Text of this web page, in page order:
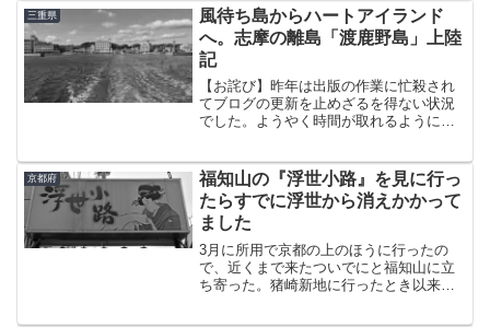
ことがわかり、そう言えば大原って行っ
たことないなぁ・・・三千...
三重県
風待ち島からハートアイランド
へ。志摩の離島「渡鹿野島」上陸
記
【お詫び】昨年は出版の作業に忙殺され
てブログの更新を止めざるを得ない状況
でした。ようやく時間が取れるようにな
を降りた。出迎えた一人の男に促される
ままバスに乗り込む。 ...
京都府
福知山の『浮世小路』を見に行っ
たらすでに浮世から消えかかって
ました
3月に所用で京都の上のほうに行ったの
で、近くまで来たついでにと福知山に立
ち寄った。猪崎新地に行ったとき以来、